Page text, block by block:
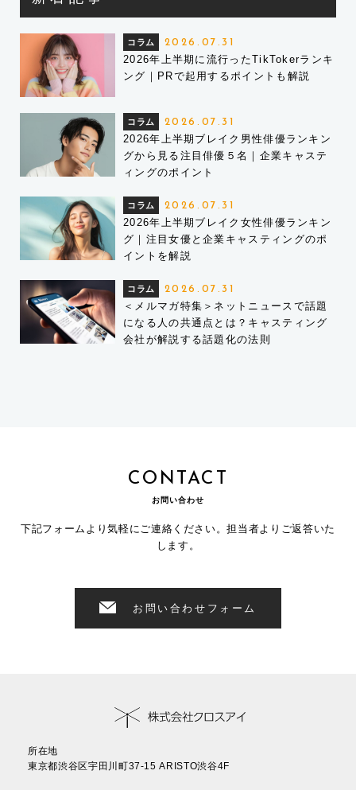
コラム 2026.07.31
2026年上半期に流行ったTikTokerランキ
ング｜PRで起用するポイントも解説
コラム 2026.07.31
2026年上半期ブレイク男性俳優ランキン
グから見る注目俳優５名｜企業キャステ
ィングのポイント
コラム 2026.07.31
2026年上半期ブレイク女性俳優ランキン
グ｜注目女優と企業キャスティングのポ
イントを解説
コラム 2026.07.31
＜メルマガ特集＞ネットニュースで話題
になる人の共通点とは？キャスティング
会社が解説する話題化の法則
CONTACT
お問い合わせ
下記フォームより気軽にご連絡ください。担当者よりご返答いた
します。
お問い合わせフォーム
所在地
東京都渋谷区宇田川町37-15 ARISTO渋谷4F